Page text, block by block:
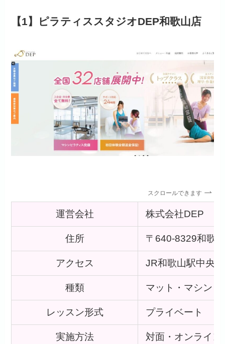
【1】ピラティススタジオDEP和歌山店
スクロールできます
運営会社 株式会社DEP
住所 〒640-8329和歌
アクセス JR和歌山駅中央
種類 マット・マシン
レッスン形式 プライベート
実施方法 対面・オンライン